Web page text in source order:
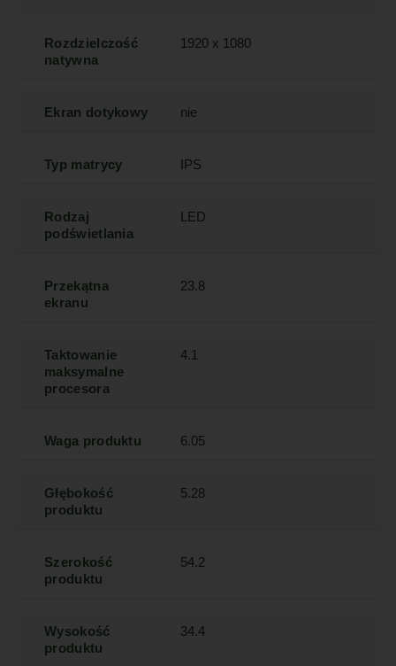
Rozdzielczość
natywna
1920 x 1080
Ekran dotykowy nie
Typ matrycy IPS
Rodzaj
podświetlania
LED
Przekątna
ekranu
23.8
Taktowanie
maksymalne
procesora
4.1
Waga produktu 6.05
Głębokość
produktu
5.28
Szerokość
produktu
54.2
Wysokość
produktu
34.4